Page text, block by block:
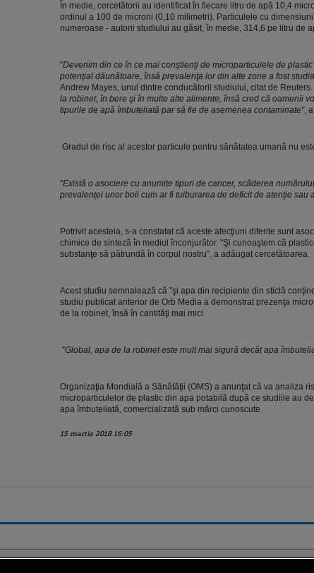
În medie, cercetătorii au identificat în fiecare litru de apă 10,4
ordinul a 100 de microni (0,10 milimetri). Particulele cu
numeroase - autorii studiului au găsit, în medie, 314,6 pe litru de
"Devenim din ce în ce mai conştienţi de microparticulele de
potenţial dăunătoare, însă prevalenţa lor din alte zone a fost
Andrew Mayes, unul dintre conducătorii studiului, citat de Reuters.
la robinet, în bere şi în multe alte alimente, însă cred că oamenii
tipurile de apă îmbuteliată par să fie de asemenea contaminate",
Gradul de risc al acestor particule pentru sănătatea umană nu
"Există o asociere cu anumite tipuri de cancer, scăderea
prevalenţei unor boli cum ar fi tulburarea de deficit de atenţie sau
Potrivit acesteia, s-a constatat că aceste afecţiuni diferite sunt
chimice de sinteză în mediul înconjurător. "Şi cunoaştem că
substanţe să pătrundă în corpul nostru", a adăugat cercetătoarea.
Acest studiu semnalează că "şi apa din recipiente din sticlă
studiu publicat anterior de Orb Media a demonstrat prezenţa
de la robinet, însă în cantităţi mai mici.
"Global, apa de la robinet este mult mai sigură decât apa
Organizaţia Mondială a Sănătăţii (OMS) a anunţat că va analiza
microparticulelor de plastic din apa potabilă după ce studiile au
apa îmbuteliată, comercializată sub mărci cunoscute.
15 martie 2018 16:05